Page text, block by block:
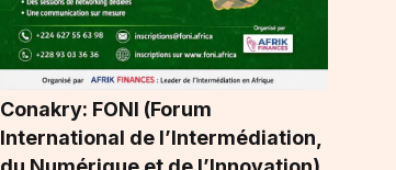
Conakry: FONI (Forum
International de l’Intermédiation,